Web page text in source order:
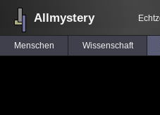
Allmystery
Menschen Wissenschaft